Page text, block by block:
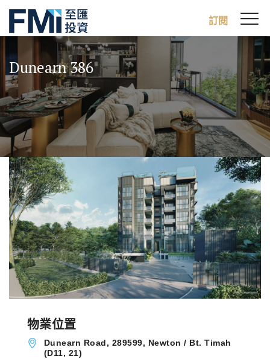
to
main
content
訂閱
Dunearn 386
物業位置
Dunearn Road, 289599, Newton / Bt. Timah
(D11, 21)